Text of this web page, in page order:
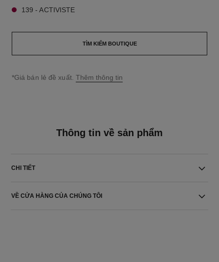
139 - ACTIVISTE
TÌM KIẾM BOUTIQUE
↩
*Giá bán lẻ đề xuất. Thêm thông tin
Thông tin về sản phẩm
CHI TIẾT
VỀ CỬA HÀNG CỦA CHÚNG TÔI